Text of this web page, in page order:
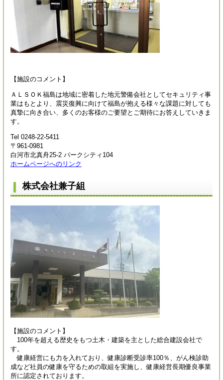
【施設のコメント】
ＡＬＳＯＫ福島は地域に密着した地元警備会社としてセキュリティ事
業はもとより、震災復興に向けて福島が抱える様々な課題に対しても
真摯に向き合い、多くのお客様のご要望とご期待にお答えしていきま
す。
Tel 0248-22-5411
〒961-0981
白河市北真舟25-2 パークシティ104
ホームページへのリンク
株式会社兼子組
【施設のコメント】
100年を超える歴史をもつ土木・建築を主とした総合建設会社で
す。
健康経営にも力を入れており、健康診断受診率100％、がん検診助
成など社員の健康を守るための取組を実施し、健康経営長期優良事業
所に認定されております。